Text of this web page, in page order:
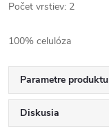
Počet vrstiev: 2
100% celulóza
Parametre produktu
Diskusia